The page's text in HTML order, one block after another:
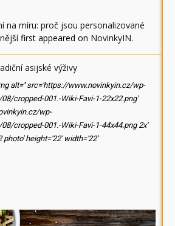
na míru: proč jsou personalizované
first appeared on NovinkyIN.
asijské výživy
alt='' src='https://www.novinkyin.cz/wp-
cropped-001.-Wiki-Favi-1-22x22.png'
wp-
cropped-001.-Wiki-Favi-1-44x44.png 2x'
photo' height='22' width='22'